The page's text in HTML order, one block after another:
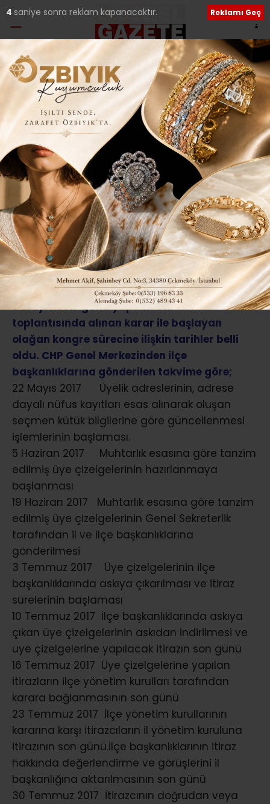
Ana Sayfa›Siyaset
CHP’DE KONGRELER İÇİN
TAKVİM BELLİ OLDU..
Giriş: 10-05-2017 23:59 203 Siyaset Yerel Haberler
ABONE OL
3 Mayıs 2017 günü yapılan CHP MYK
toplantısında alınan karar ile başlayan
olağan kongre sürecine ilişkin tarihler belli
oldu. CHP Genel Merkezinden ilçe
başkanlıklarına gönderilen takvime göre;
22 Mayıs 2017 Üyelik adreslerinin, adrese
dayalı nüfus kayıtları esas alınarak oluşan
seçmen kütük bilgilerine göre güncellenmesi
işlemlerinin başlaması.
5 Haziran 2017 Muhtarlık esasına göre tanzim
edilmiş üye çizelgelerinin hazırlanmaya
başlanması
19 Haziran 2017 Muhtarlık esasına göre tanzim
edilmiş üye çizelgelerinin Genel Sekreterlik
tarafından il ve ilçe başkanlıklarına
gönderilmesi
3 Temmuz 2017 Üye çizelgelerinin ilçe
başkanlıklarında askıya çıkarılması ve itiraz
sürelerinin başlaması
10 Temmuz 2017 İlçe başkanlıklarında askıya
çıkan üye çizelgelerinin askıdan indirilmesi ve
üye çizelgelerine yapılacak itirazın son günü
16 Temmuz 2017 Üye çizelgelerine yapılan
itirazların ilçe yönetim kurulları tarafından
karara bağlanmasının son günü
23 Temmuz 2017 İlçe yönetim kurullarının
kararına karşı itirazcıların il yönetim kuruluna
itirazının son günü.İlçe başkanlıklarının itiraz
hakkında değerlendirme ve görüşlerini il
başkanlığına aktarılmasının son günü
30 Temmuz 2017 İtirazcının doğrudan veya
3 saniye sonra reklam kapanacaktır. Reklamı Geç